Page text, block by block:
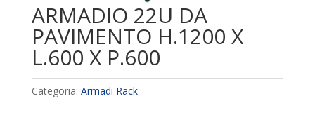
ARMADIO 22U DA
PAVIMENTO H.1200 X
L.600 X P.600
Categoria: Armadi Rack